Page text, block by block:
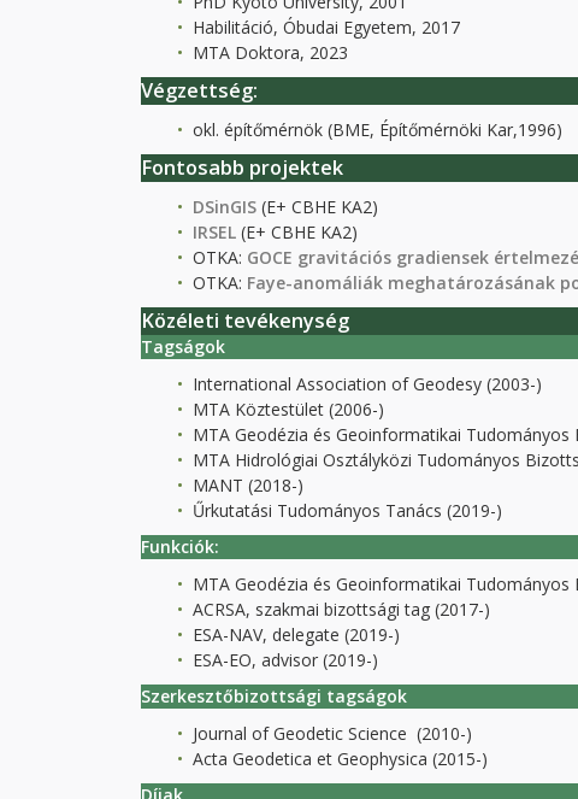
Habilitáció, Óbudai Egyetem, 2017
MTA Doktora, 2023
Végzettség:
okl. építőmérnök (BME, Építőmérnöki Kar,1996)
Fontosabb projektek
DSinGIS (E+ CBHE KA2)
IRSEL (E+ CBHE KA2)
OTKA: GOCE gravitációs gradiensek
OTKA: Faye-anomáliák meghatározásának
Közéleti tevékenység
Tagságok
International Association of Geodesy (2003-)
MTA Köztestület (2006-)
MTA Geodézia és Geoinformatikai Tudományos
MTA Hidrológiai Osztályközi Tudományos
MANT (2018-)
Űrkutatási Tudományos Tanács (2019-)
Funkciók:
MTA Geodézia és Geoinformatikai
ACRSA, szakmai bizottsági tag (2017-)
ESA-NAV, delegate (2019-)
ESA-EO, advisor (2019-)
Szerkesztőbizottsági tagságok
Journal of Geodetic Science (2010-)
Acta Geodetica et Geophysica (2015-)